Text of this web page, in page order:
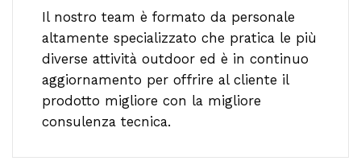
Il nostro team è formato da personale
altamente specializzato che pratica le più
diverse attività outdoor ed è in continuo
aggiornamento per offrire al cliente il
prodotto migliore con la migliore
consulenza tecnica.